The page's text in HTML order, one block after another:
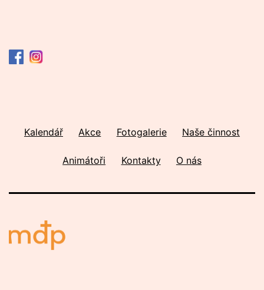
Kalendář Akce Fotogalerie Naše činnost
Animátoři Kontakty O nás